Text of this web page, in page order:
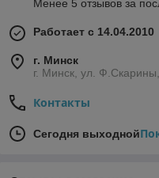
Менее 5 отзывов за
Работает с 14.04.2010
г. Минск
г. Минск, ул.
Контакты
Сегодня выходной